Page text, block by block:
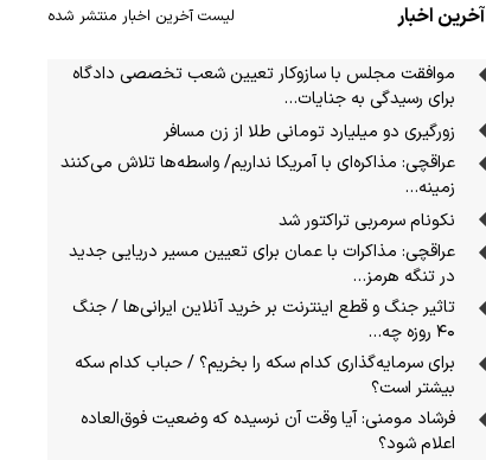
آخرین اخبار لیست آخرین اخبار منتشر شده
موافقت مجلس با سازوکار تعیین شعب تخصصی دادگاه
برای رسیدگی به جنایات…
زورگیری دو میلیارد تومانی طلا از زن مسافر
عراقچی: مذاکره‌ای با آمریکا نداریم/ واسطه‌ها تلاش می‌کنند
زمینه‌…
نکونام سرمربی تراکتور شد
عراقچی: مذاکرات با عمان برای تعیین مسیر دریایی جدید
در تنگه هرمز…
تاثیر جنگ و قطع اینترنت بر خرید آنلاین ایرانی‌ها / جنگ
۴۰ روزه چه…
برای سرمایه‌گذاری کدام سکه را بخریم؟ / حباب کدام سکه
بیشتر است؟
فرشاد مومنی: آیا وقت آن نرسیده که وضعیت فوق‌العاده
اعلام شود؟